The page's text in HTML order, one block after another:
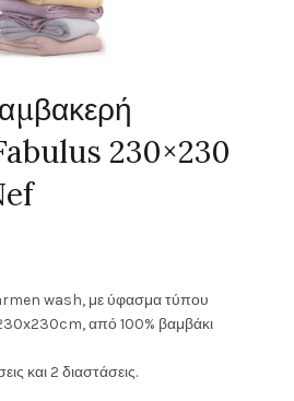
230×230
τρέχουσα
wash, με ύφασμα τύπου
από 100% βαμβάκι
και 2 διαστάσεις.